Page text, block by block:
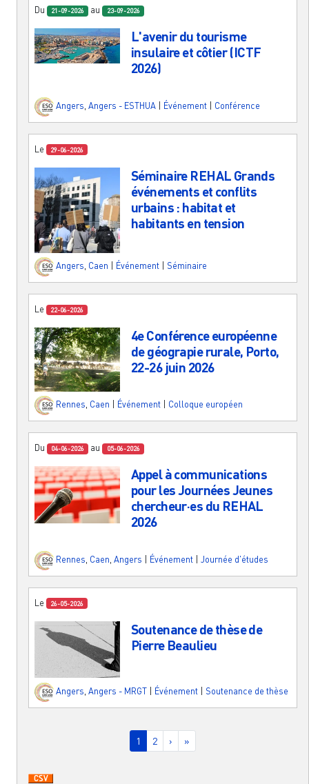
Du 21-09-2026 au 23-09-2026
L'avenir du tourisme
insulaire et côtier (ICTF
2026)
Angers Angers - ESTHUA Événement Conférence
Le 29-06-2026
Séminaire REHAL Grands
événements et conflits
urbains : habitat et
habitants en tension
Angers Caen Événement Séminaire
Le 22-06-2026
4e Conférence européenne
de géograpie rurale, Porto,
22-26 juin 2026
Rennes, Caen Événement Colloque européen
Du 04-06-2026 au 05-06-2026
Appel à communications
pour les Journées Jeunes
chercheur·es du REHAL
2026
Rennes Caen Angers Événement Journée d'études
Le 26-05-2026
Soutenance de thèse de
Pierre Beaulieu
Angers Angers - MRGT Événement Soutenance de thèse
Page courante
1 Page
2 Page suivante
› Dernière page
»